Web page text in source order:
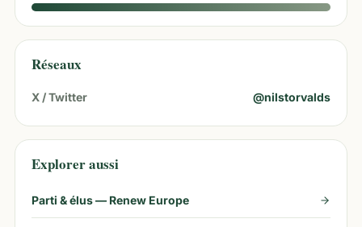
Réseaux
X / Twitter @nilstorvalds
Explorer aussi
Parti & élus — Renew Europe